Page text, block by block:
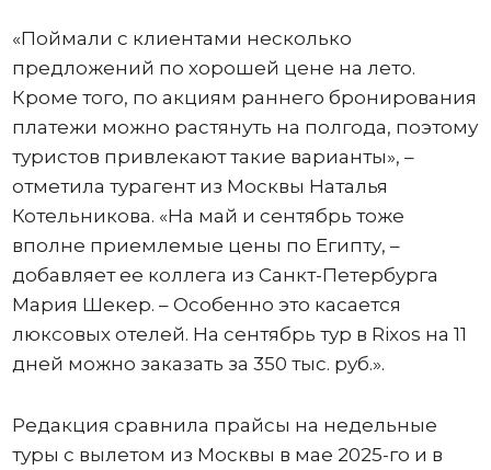
«Поймали с клиентами несколько
предложений по хорошей цене на лето.
Кроме того, по акциям раннего бронирования
платежи можно растянуть на полгода, поэтому
туристов привлекают такие варианты», –
отметила турагент из Москвы Наталья
Котельникова. «На май и сентябрь тоже
вполне приемлемые цены по Египту, –
добавляет ее коллега из Санкт-Петербурга
Мария Шекер. – Особенно это касается
люксовых отелей. На сентябрь тур в Riхos на 11
дней можно заказать за 350 тыс. руб.».
Редакция сравнила прайсы на недельные
туры с вылетом из Москвы в мае 2025-го и в